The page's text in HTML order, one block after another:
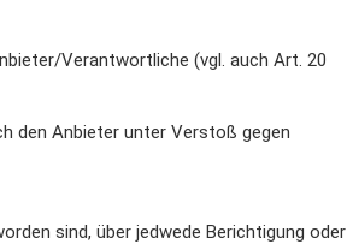
Verantwortliche (vgl. auch Art. 20
den Anbieter unter Verstoß gegen
sind, über jedwede Berichtigung oder